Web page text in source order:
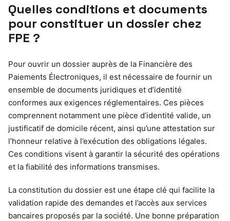
Quelles conditions et documents
pour constituer un dossier chez
FPE ?
Pour ouvrir un dossier auprès de la Financière des
Paiements Électroniques, il est nécessaire de fournir un
ensemble de documents juridiques et d’identité
conformes aux exigences réglementaires. Ces pièces
comprennent notamment une pièce d’identité valide, un
justificatif de domicile récent, ainsi qu’une attestation sur
l’honneur relative à l’exécution des obligations légales.
Ces conditions visent à garantir la sécurité des opérations
et la fiabilité des informations transmises.
La constitution du dossier est une étape clé qui facilite la
validation rapide des demandes et l’accès aux services
bancaires proposés par la société. Une bonne préparation